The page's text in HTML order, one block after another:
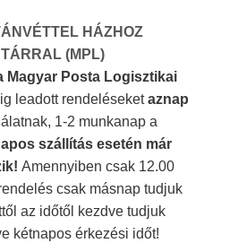
HÁZHOZ
(MPL)
Magyar Posta Logisztikai
leadott rendeléseketaznap
1-2 munkanap a
szállítás esetén már
Amennyiben csak 12.00
csak másnap tudjuk
az időtől kezdve tudjuk
kétnapos érkezési időt!